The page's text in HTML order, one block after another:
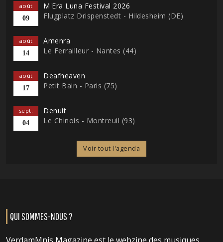
août
09
M'Era Luna Festival 2026
Flugplatz Drispenstedt - Hildesheim (DE)
août
14
Amenra
Le Ferrailleur - Nantes (44)
août
17
Deafheaven
Petit Bain - Paris (75)
sept.
04
Denuit
Le Chinois - Montreuil (93)
Voir tout l'agenda
QUI SOMMES-NOUS ?